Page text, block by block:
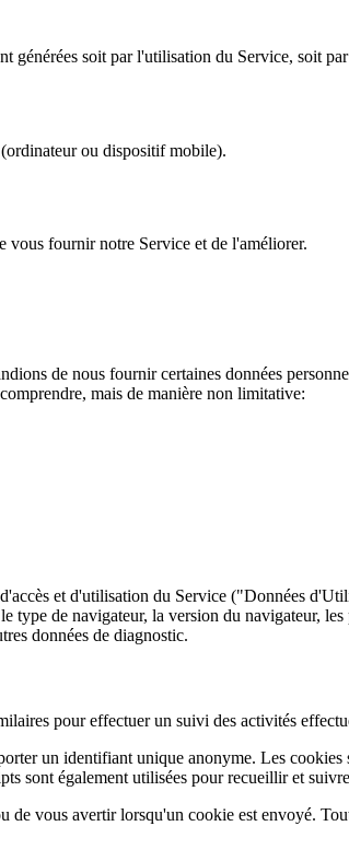
générées soit par l'utilisation du Service, soit
ou dispositif mobile).
vous fournir notre Service et de l'améliorer.
de nous fournir certaines données
mais de manière non limitative:
et d'utilisation du Service ("Données
type de navigateur, la version du navigateur,
données de diagnostic.
pour effectuer un suivi des activités
un identifiant unique anonyme. Les
sont également utilisées pour recueillir et
vous avertir lorsqu'un cookie est envoyé.